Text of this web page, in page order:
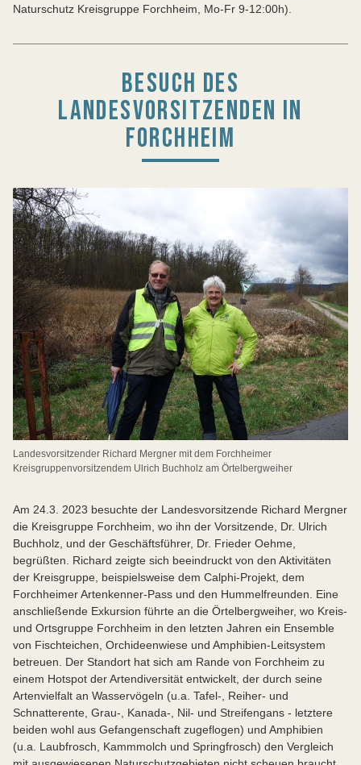
Naturschutz Kreisgruppe Forchheim, Mo-Fr 9-12:00h).
BESUCH DES
LANDESVORSITZENDEN IN
FORCHHEIM
Landesvorsitzender Richard Mergner mit dem Forchheimer
Kreisgruppenvorsitzendem Ulrich Buchholz am Örtelbergweiher
Am 24.3. 2023 besuchte der Landesvorsitzende Richard Mergner
die Kreisgruppe Forchheim, wo ihn der Vorsitzende, Dr. Ulrich
Buchholz, und der Geschäftsführer, Dr. Frieder Oehme,
begrüßten. Richard zeigte sich beeindruckt von den Aktivitäten
der Kreisgruppe, beispielsweise dem Calphi-Projekt, dem
Forchheimer Artenkenner-Pass und den Hummelfreunden. Eine
anschließende Exkursion führte an die Örtelbergweiher, wo Kreis-
und Ortsgruppe Forchheim in den letzten Jahren ein Ensemble
von Fischteichen, Orchideenwiese und Amphibien-Leitsystem
betreuen. Der Standort hat sich am Rande von Forchheim zu
einem Hotspot der Artendiversität entwickelt, der durch seine
Artenvielfalt an Wasservögeln (u.a. Tafel-, Reiher- und
Schnatterente, Grau-, Kanada-, Nil- und Streifengans - letztere
beiden wohl aus Gefangenschaft zugeflogen) und Amphibien
(u.a. Laubfrosch, Kammmolch und Springfrosch) den Vergleich